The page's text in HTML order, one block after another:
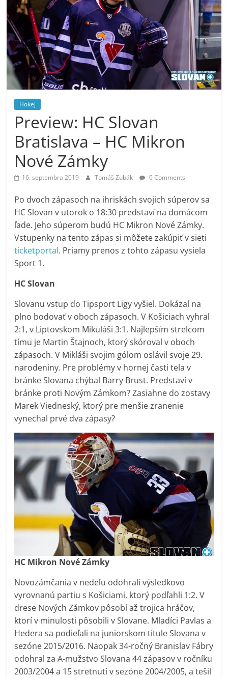
Hokej
Preview: HC Slovan
Bratislava – HC Mikron
Nové Zámky
16. septembra 2019 Tomáš Zubák 0 Comments
Po dvoch zápasoch na ihriskách svojich súperov sa
HC Slovan v utorok o 18:30 predstaví na domácom
ľade. Jeho súperom budú HC Mikron Nové Zámky.
Vstupenky na tento zápas si môžete zakúpiť v sieti
ticketportal. Priamy prenos z tohto zápasu vysiela
Sport 1.
HC Slovan
Slovanu vstup do Tipsport Ligy vyšiel. Dokázal na
plno bodovať v oboch zápasoch. V Košiciach vyhral
2:1, v Liptovskom Mikuláši 3:1. Najlepším strelcom
tímu je Martin Štajnoch, ktorý skóroval v oboch
zápasoch. V Mikláši svojim gólom oslávil svoje 29.
narodeniny. Pre problémy v hornej časti tela v
bránke Slovana chýbal Barry Brust. Predstaví v
bránke proti Novým Zámkom? Zasiahne do zostavy
Marek Viedneský, ktorý pre menšie zranenie
vynechal prvé dva zápasy?
HC Mikron Nové Zámky
Novozámčania v nedeľu odohrali výsledkovo
vyrovnanú partiu s Košiciami, ktorý podľahli 1:2. V
drese Nových Zámkov pôsobí až trojica hráčov,
ktorí v minulosti pôsobili v Slovane. Mladíci Pavlas a
Hedera sa podieľali na juniorskom titule Slovana v
sezóne 2015/2016. Naopak 34-ročný Branislav Fábry
odohral za A-mužstvo Slovana 44 zápasov v ročníku
2003/2004 a 15 stretnutí v sezóne 2004/2005, a tešil